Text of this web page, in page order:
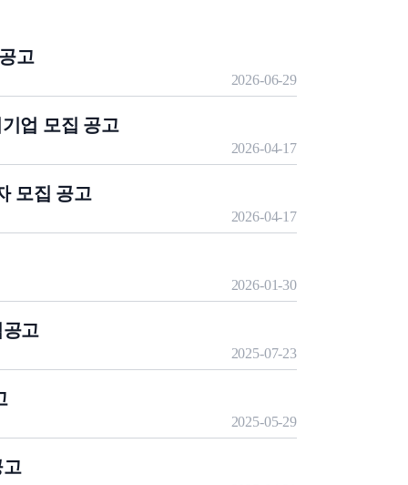
고
2026-06-29
업 모집 공고
2026-04-17
모집 공고
2026-04-17
2026-01-30
고
2025-07-23
2025-05-29
고